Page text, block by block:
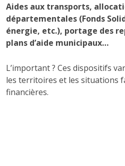
Aides aux transports,
départementales (Fonds
énergie, etc.), portage des
plans d’aide municipaux…
L’important ? Ces dispositifs
les territoires et les situations
financières.